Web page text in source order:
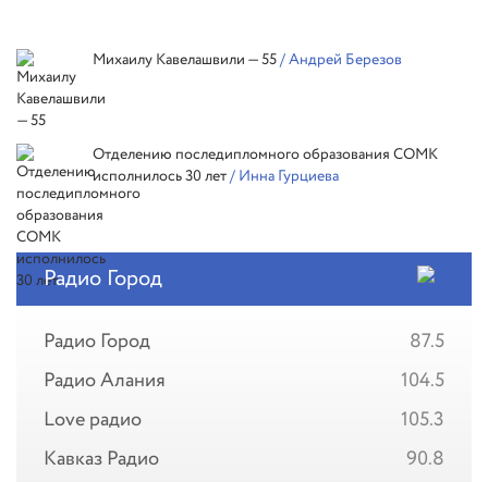
Михаилу Кавелашвили — 55/ Андрей Березов
Отделению последипломного образования СОМК
исполнилось 30 лет/ Инна Гурциева
Радио Город
Радио Город
87.5
Радио Алания
104.5
Love радио
105.3
Кавказ Радио
90.8